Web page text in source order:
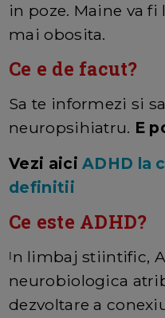
in poze. Maine va
mai obosita.
Ce e de facut?
Sa te informezi si
neuropsihiatru. E
Vezi aiciADHD la
definitii
Ce este ADHD?
n limbaj stiintific,
neurobiologica
dezvoltare a